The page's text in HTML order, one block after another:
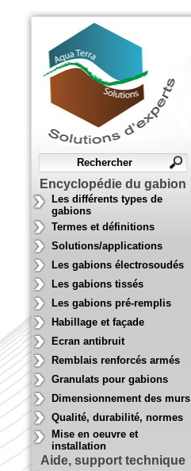
Encyclopédie du gabion
Les différents types de
gabions
Termes et définitions
Solutions/applications
Les gabions électrosoudés
Les gabions tissés
Les gabions pré-remplis
Habillage et façade
Ecran antibruit
Remblais renforcés armés
Granulats pour gabions
Dimensionnement des murs
Qualité, durabilité, normes
Mise en oeuvre et
installation
Aide, support technique